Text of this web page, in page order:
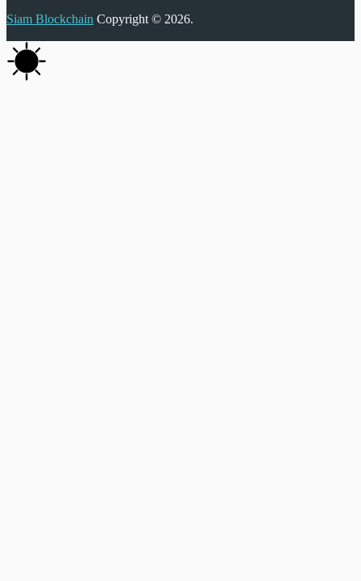
Siam Blockchain Copyright © 2026.